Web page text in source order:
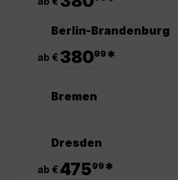
Berlin-Brandenburg
ab € 38099*
Bremen
Dresden
ab €47599*